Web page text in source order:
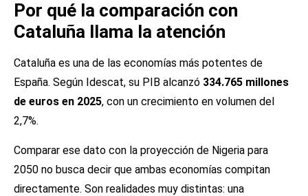
Por qué la comparación con
Cataluña llama la atención
Cataluña es una de las economías más potentes de
España. Según Idescat, su PIB alcanzó 334.765 millones
de euros en 2025, con un crecimiento en volumen del
2,7%.
Comparar ese dato con la proyección de Nigeria para
2050 no busca decir que ambas economías compitan
directamente. Son realidades muy distintas: una